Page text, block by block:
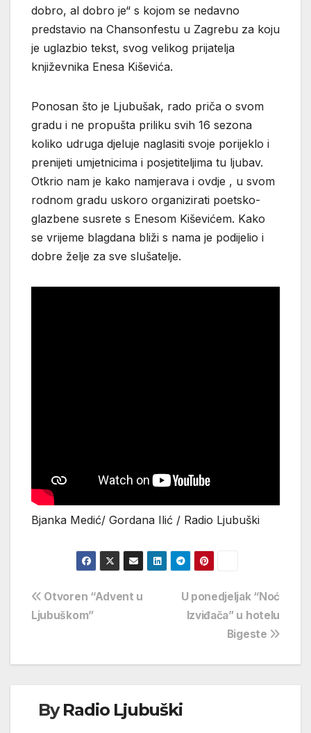
dobro, al dobro je“ s kojom se nedavno
predstavio na Chansonfestu u Zagrebu za koju
je uglazbio tekst, svog velikog prijatelja
književnika Enesa Kiševića.
Ponosan što je Ljubušak, rado priča o svom
gradu i ne propušta priliku svih 16 sezona
koliko udruga djeluje naglasiti svoje porijeklo i
prenijeti umjetnicima i posjetiteljima tu ljubav.
Otkrio nam je kako namjerava i ovdje , u svom
rodnom gradu uskoro organizirati poetsko-
glazbene susrete s Enesom Kiševićem. Kako
se vrijeme blagdana bliži s nama je podijelio i
dobre želje za sve slušatelje.
Bjanka Medić/ Gordana Ilić / Radio Ljubuški
Navigacija
objava
U ponedjeljak “Noć
Izviđača” u hotelu
Bigeste
Otvoren “Advent u
Ljubuškom”
ByRadio Ljubuški